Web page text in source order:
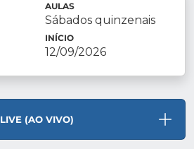
AULAS
Sábados quinzenais
INÍCIO
12/09/2026
LIVE (AO VIVO)